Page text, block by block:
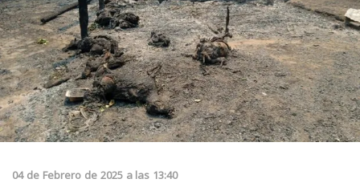
04 de Febrero de 2025 a las 13:40